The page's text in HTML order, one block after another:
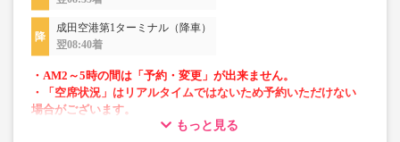
成田空港第1ターミナル（降車）
翌08:40着
・AM2～5時の間は「予約・変更」が出来ません。
・「空席状況」はリアルタイムではないため予約いただけない
場合がございます。
もっと見る